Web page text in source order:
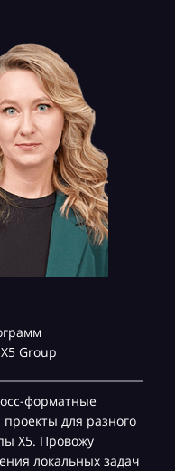
Х5 Group
форматные
для разного
Х5. Провожу
локальных задач